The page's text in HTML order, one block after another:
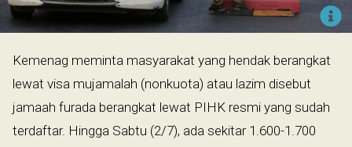
Kemenag meminta masyarakat yang hendak berangkat
lewat visa mujamalah (nonkuota) atau lazim disebut
jamaah furada berangkat lewat PIHK resmi yang sudah
terdaftar. Hingga Sabtu (2/7), ada sekitar 1.600-1.700